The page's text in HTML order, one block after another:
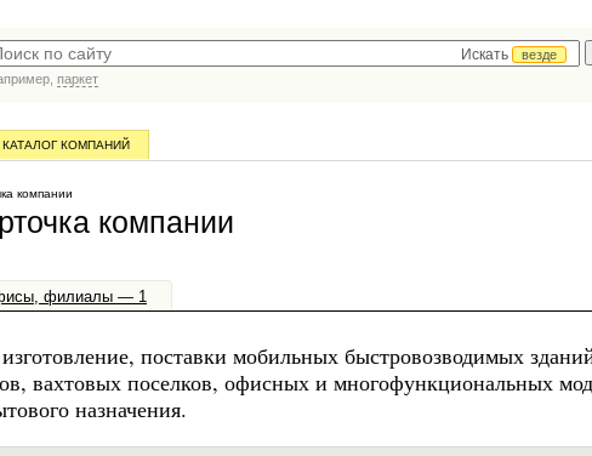
Искать
везде
паркет
КАТАЛОГ КОМПАНИЙ
компании
компании
филиалы — 1
поставки мобильных быстровозводимых
вахтовых поселков, офисных и многофункциональных
назначения.